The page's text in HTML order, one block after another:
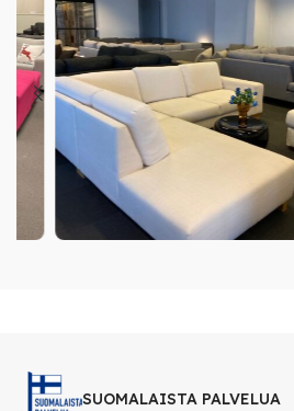
SUOMALAISTA PALVELUA